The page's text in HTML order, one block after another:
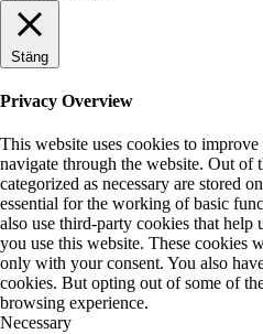
Stäng
Privacy Overview
This website uses cookies to
navigate through the website. Out of
categorized as necessary are stored
essential for the working of basic
also use third-party cookies that help
you use this website. These cookies
only with your consent. You also
cookies. But opting out of some of
browsing experience.
Necessary